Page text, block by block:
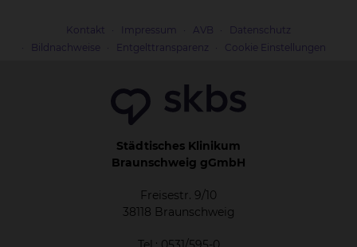
Kontakt Impressum AVB
Datenschutz
Bildnachweise
Entgelttransparenz Cookie Einstellungen
Städtisches Klinikum
Braunschweig gGmbH
Freisestr. 9/10
38118 Braunschweig